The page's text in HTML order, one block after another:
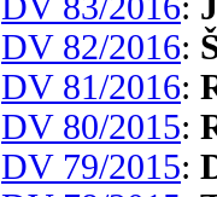
DV 82/2016:
DV 81/2016:
DV 80/2015:
DV 79/2015: